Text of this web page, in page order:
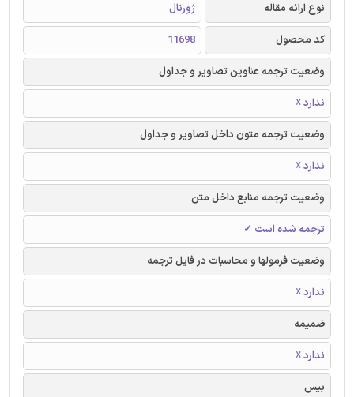
نوع ارائه مقاله
ژورنال
کد محصول
11698
وضعیت ترجمه عناوین تصاویر و جداول
ندارد ☓
وضعیت ترجمه متون داخل تصاویر و جداول
ندارد ☓
وضعیت ترجمه منابع داخل متن
ترجمه شده است ✓
وضعیت فرمولها و محاسبات در فایل ترجمه
ندارد ☓
ضمیمه
ندارد ☓
بیس